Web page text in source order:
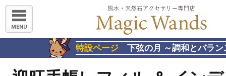
MENU
特設ページ 下弦の月 ～調和とバラン